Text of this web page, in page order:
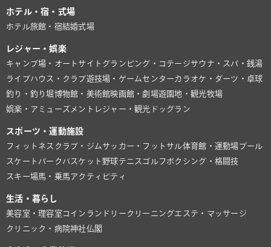
ホテル・宿・式場
ホテル旅館・宿結婚式場
レジャー・娯楽
キャンプ場・オートサイト グランピング・コテージサウナ・スパ・銭湯
ライブハウス・クラブ遊技場・ゲームセンターカラオケ・ダーツ・卓球
釣り・釣り堀博物館・美術館映画館・劇場遊園地・観光牧場
娯楽・アミューズメント レジャー・観光 ドッグラン
スポーツ・運動施設
フィットネスクラブ・ジム サッカー・フットサル体育館・運動場プール
スケートパーク バスケット 野球テニス ゴルフ ボクシング・格闘技
スキー場馬・乗馬アクティビティ
生活・暮らし
美容室・理容室 コインランドリー クリーニングエステ・マッサージ
クリニック・病院神社仏閣